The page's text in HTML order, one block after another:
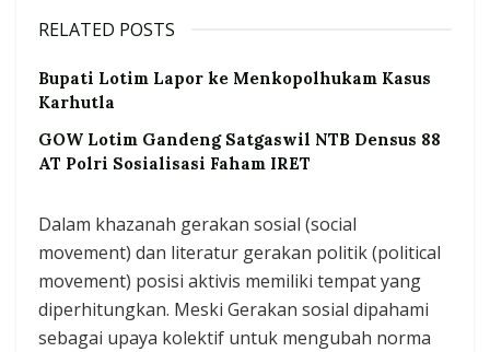
RELATED POSTS
Bupati Lotim Lapor ke Menkopolhukam Kasus
Karhutla
GOW Lotim Gandeng Satgaswil NTB Densus 88
AT Polri Sosialisasi Faham IRET
Dalam khazanah gerakan sosial (social
movement) dan literatur gerakan politik (political
movement) posisi aktivis memiliki tempat yang
diperhitungkan. Meski Gerakan sosial dipahami
sebagai upaya kolektif untuk mengubah norma